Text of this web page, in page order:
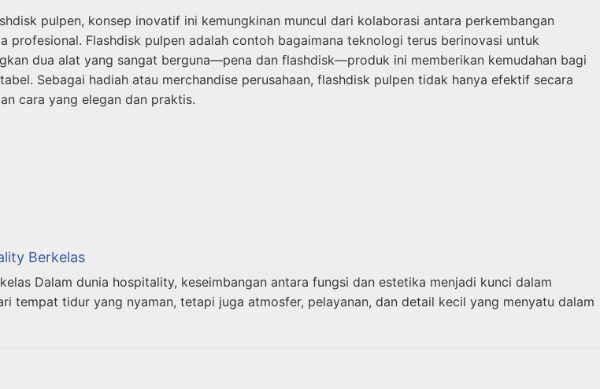
pulpen, konsep inovatif ini kemungkinan muncul dari kolaborasi antara perkembangan
Flashdisk pulpen adalah contoh bagaimana teknologi terus berinovasi untuk
dua alat yang sangat berguna—pena dan flashdisk—produk ini memberikan kemudahan bagi
Sebagai hadiah atau merchandise perusahaan, flashdisk pulpen tidak hanya efektif secara
cara yang elegan dan praktis.
Berkelas
Dalam dunia hospitality, keseimbangan antara fungsi dan estetika menjadi kunci dalam
tempat tidur yang nyaman, tetapi juga atmosfer, pelayanan, dan detail kecil yang menyatu dalam